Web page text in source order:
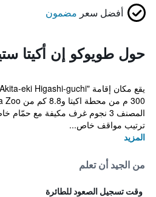
أفضل سعر مضمون
حول طويوكو إن أكيتا
المصنف 3 نجوم غرف مكيفة مع
ترتيب مواقف خاص...
المزيد
من الجيد أن تعلم
وقت تسجيل الصعود للطائرة